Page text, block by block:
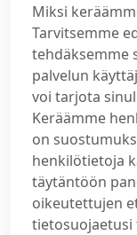
Miksi
Tarvitsemme
tehdäksemme
palvelun
voi tarjota
Keräämme
on
henkilötietoja
täytäntöön
oikeutettujen
tietosuojaetusi